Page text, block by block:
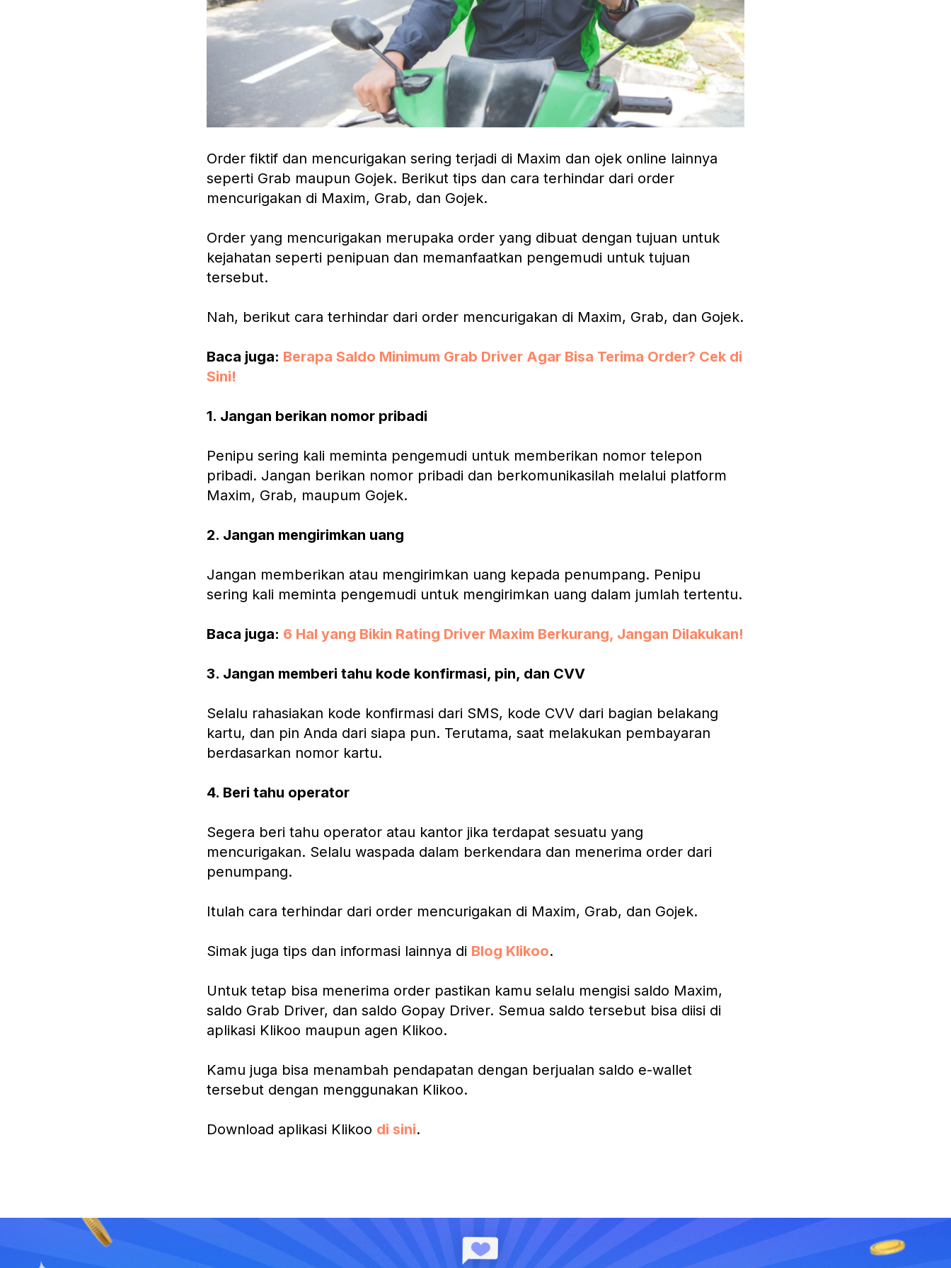
Order fiktif dan mencurigakan sering terjadi di Maxim dan ojek online lainnya
seperti Grab maupun Gojek. Berikut tips dan cara terhindar dari order
mencurigakan di Maxim, Grab, dan Gojek.
Order yang mencurigakan merupaka order yang dibuat dengan tujuan untuk
kejahatan seperti penipuan dan memanfaatkan pengemudi untuk tujuan
tersebut.
Nah, berikut cara terhindar dari order mencurigakan di Maxim, Grab, dan Gojek.
Baca juga: Berapa Saldo Minimum Grab Driver Agar Bisa Terima Order? Cek di
Sini!
1. Jangan berikan nomor pribadi
Penipu sering kali meminta pengemudi untuk memberikan nomor telepon
pribadi. Jangan berikan nomor pribadi dan berkomunikasilah melalui platform
Maxim, Grab, maupum Gojek.
2. Jangan mengirimkan uang
Jangan memberikan atau mengirimkan uang kepada penumpang. Penipu
sering kali meminta pengemudi untuk mengirimkan uang dalam jumlah tertentu.
Baca juga: 6 Hal yang Bikin Rating Driver Maxim Berkurang, Jangan Dilakukan!
3. Jangan memberi tahu kode konfirmasi, pin, dan CVV
Selalu rahasiakan kode konfirmasi dari SMS, kode CVV dari bagian belakang
kartu, dan pin Anda dari siapa pun. Terutama, saat melakukan pembayaran
berdasarkan nomor kartu.
4. Beri tahu operator
Segera beri tahu operator atau kantor jika terdapat sesuatu yang
mencurigakan. Selalu waspada dalam berkendara dan menerima order dari
penumpang.
Itulah cara terhindar dari order mencurigakan di Maxim, Grab, dan Gojek.
Simak juga tips dan informasi lainnya di Blog Klikoo.
Untuk tetap bisa menerima order pastikan kamu selalu mengisi saldo Maxim,
saldo Grab Driver, dan saldo Gopay Driver. Semua saldo tersebut bisa diisi di
aplikasi Klikoo maupun agen Klikoo.
Kamu juga bisa menambah pendapatan dengan berjualan saldo e-wallet
tersebut dengan menggunakan Klikoo.
Download aplikasi Klikoo di sini.